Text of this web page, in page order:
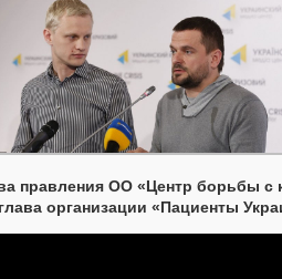
правления ОО «Центр борьбы с
организации «Пациенты